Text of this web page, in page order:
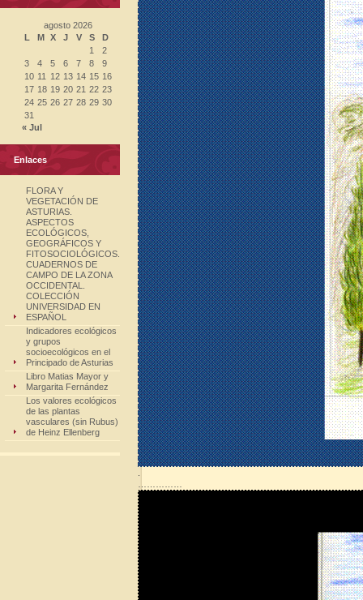
agosto 2026
L
M X J V S
D
1
2
3
4 5 6 7 8
9
10 11 12 13 14 15 16
17 18 19 20 21 22 23
24 25 26 27 28 29 30
31
« Jul
Enlaces
FLORA Y
VEGETACIÓN DE
ASTURIAS.
ASPECTOS
ECOLÓGICOS,
GEOGRÁFICOS Y
FITOSOCIOLÓGICOS.
CUADERNOS DE
CAMPO DE LA ZONA
OCCIDENTAL.
COLECCIÓN
UNIVERSIDAD EN
ESPAÑOL
Indicadores ecológicos
y grupos
socioecológicos en el
Principado de Asturias
Libro Matias Mayor y
Margarita Fernández
Los valores ecológicos
de las plantas
vasculares (sin Rubus)
de Heinz Ellenberg